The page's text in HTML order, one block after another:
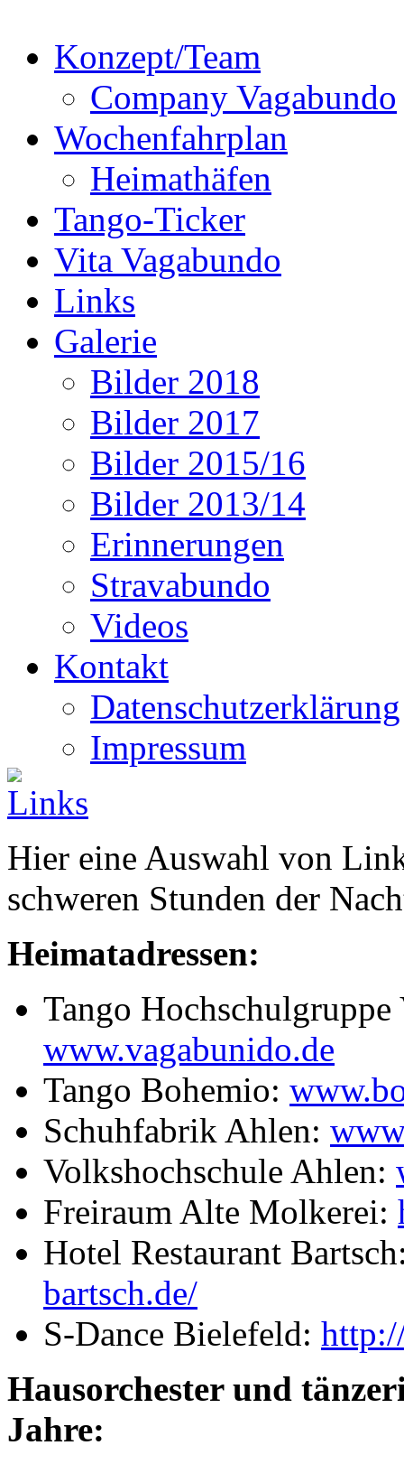
Konzept/Team
Company Vagabundo
Wochenfahrplan
Heimathäfen
Tango-Ticker
Vita Vagabundo
Links
Galerie
Bilder 2018
Bilder 2017
Bilder 2015/16
Bilder 2013/14
Erinnerungen
Stravabundo
Videos
Kontakt
Datenschutzerklärung
Impressum
Links
Hier eine Auswahl von
schweren Stunden der
Heimatadressen:
Tango
www.vagabunido.de
Tango Bohemio:
Schuhfabrik Ahlen:
Volkshochschule Ahlen:
Freiraum Alte Molkerei:
Hotel Restaurant
bartsch.de/
S-Dance Bielefeld:
Hausorchester und
Jahre: